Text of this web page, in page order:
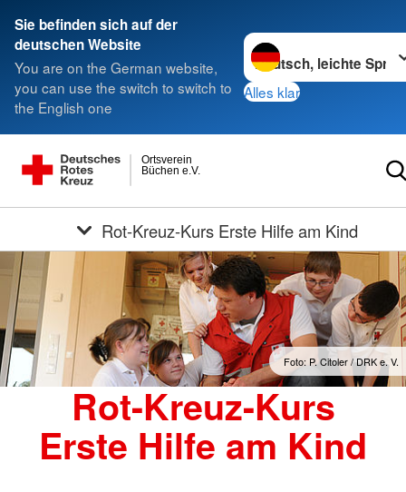
Sie befinden sich auf der
deutschen Website
You are on the German website,
you can use the switch to switch to
the English one
Sprache wechseln zu
Alles klar
Büchen e.V.
Ortsverein
Rot-Kreuz-Kurs Erste Hilfe am Kind
Foto: P. Citoler / DRK e. V.
Rot-Kreuz-Kurs
Erste Hilfe am Kind